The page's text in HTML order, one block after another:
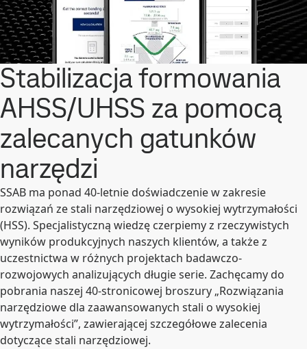
Stabilizacja formowania
AHSS/UHSS za pomocą
zalecanych gatunków
narzędzi
SSAB ma ponad 40-letnie doświadczenie w zakresie
rozwiązań ze stali narzędziowej o wysokiej wytrzymałości
(HSS). Specjalistyczną wiedzę czerpiemy z rzeczywistych
wyników produkcyjnych naszych klientów, a także z
uczestnictwa w różnych projektach badawczo-
rozwojowych analizujących długie serie. Zachęcamy do
pobrania naszej 40-stronicowej broszury „Rozwiązania
narzędziowe dla zaawansowanych stali o wysokiej
wytrzymałości”, zawierającej szczegółowe zalecenia
dotyczące stali narzędziowej.